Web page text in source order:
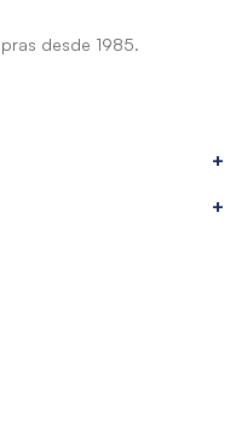
desde 1985.
+
+